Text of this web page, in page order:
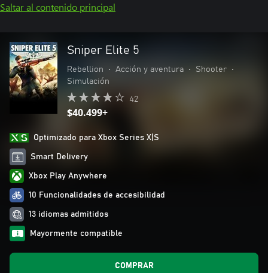
Saltar al contenido principal
Sniper Elite 5
Rebellion • Acción y aventura • Shooter
•
Simulación
42
$40.499+
Optimizado para Xbox Series X|S
Smart Delivery
Xbox Play Anywhere
10 Funcionalidades de accesibilidad
13 idiomas admitidos
Mayormente compatible
COMPRAR